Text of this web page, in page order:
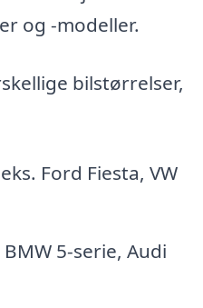
og -modeller.
bilstørrelser,
Ford Fiesta, VW
5-serie, Audi